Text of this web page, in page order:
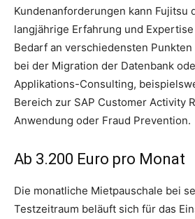
Kundenanforderungen kann Fujitsu
langjährige Erfahrung und
Bedarf an verschiedensten
bei der Migration der Datenbank
Applikations-Consulting,
Bereich zur SAP Customer Activity
Anwendung oder Fraud Prevention.
Ab 3.200 Euro pro Monat
Die monatliche Mietpauschale bei
Testzeitraum beläuft sich für das